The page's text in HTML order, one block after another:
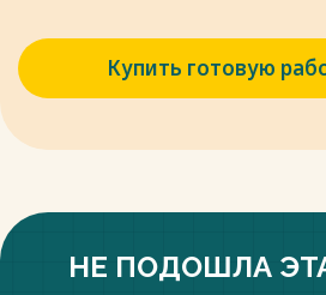
Купить готовую
НЕ ПОДОШЛА